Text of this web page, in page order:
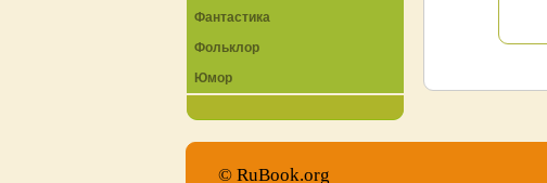
Фантастика
Фольклор
Юмор
© RuBook.org